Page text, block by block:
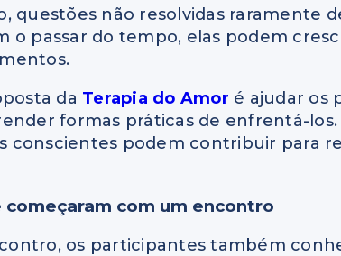
questões não resolvidas raramente
o passar do tempo, elas podem
da Terapia do Amor é ajudar os
formas práticas de enfrentá-
conscientes podem contribuir para
começaram com um encontro
os participantes também